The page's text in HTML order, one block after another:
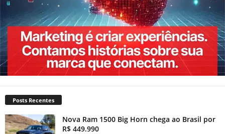
Posts Recentes
Nova Ram 1500 Big Horn chega ao Brasil por
R$ 449.990